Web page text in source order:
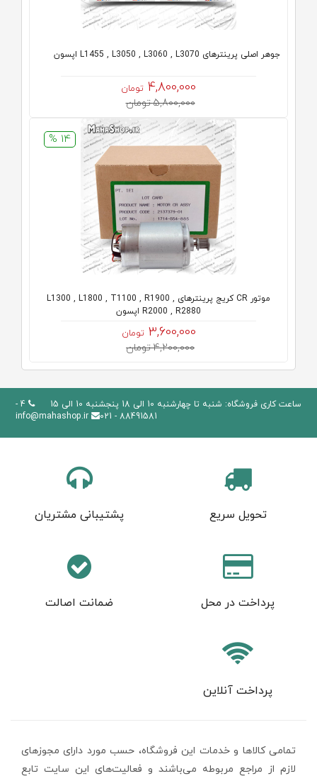
جوهر اصلی پرینترهای L1455 , L3050 , L3060 , L3070 اپسون
4,800,000 تومان
5,800,000 تومان
14 %
موتور CR کریج پرینترهای L1300 , L1800 , T1100 , R1900 ,
R2000 , R2880 اپسون
3,600,000 تومان
4,200,000 تومان
ساعت کاری فروشگاه: شنبه تا چهارشنبه 10 الی 18 پنجشنبه 10 الی 15
4 -
88491581 - 021
info@mahashop.ir
تحویل سریع پشتیبانی مشتریان
پرداخت در محل ضمانت اصالت
پرداخت آنلاین
تمامی كالاها و خدمات اين فروشگاه، حسب مورد دارای مجوزهای
لازم از مراجع مربوطه می‌باشند و فعاليت‌های اين سايت تابع